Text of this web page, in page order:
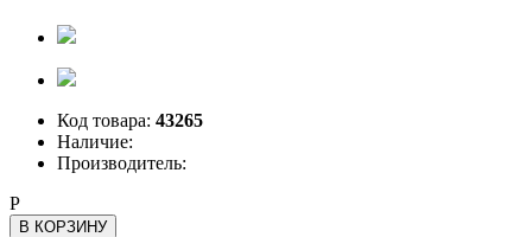
Код товара: 43265
Наличие:
Производитель:
Р
В КОРЗИНУ